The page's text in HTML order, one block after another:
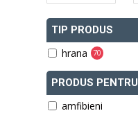
PRODUS PENTRU
amfibieni
TIP PRODUS
hrana 70